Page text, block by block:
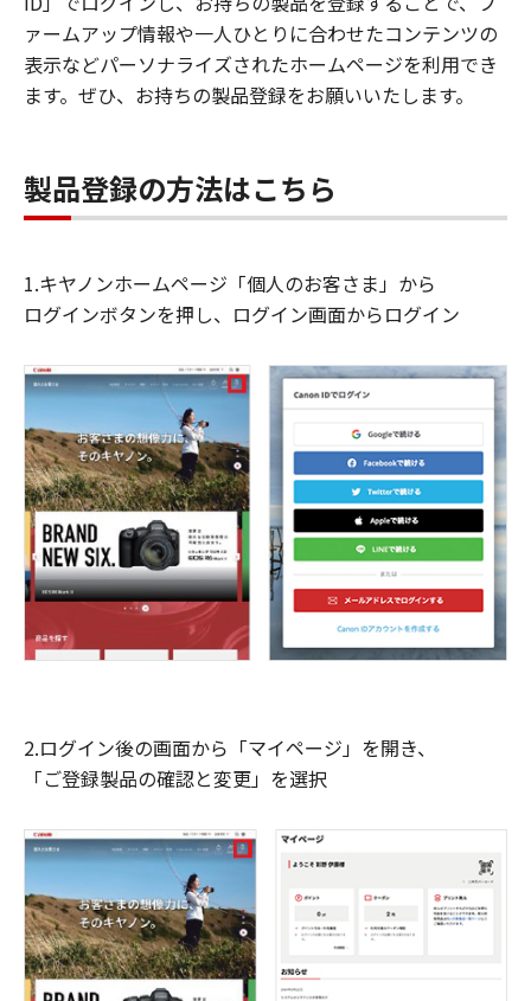
ァームアップ情報や一人ひとりに合わせたコンテンツの
表示などパーソナライズされたホームページを利用でき
ます。ぜひ、お持ちの製品登録をお願いいたします。
製品登録の方法はこちら
1.キヤノンホームページ「個人のお客さま」から
ログインボタンを押し、ログイン画面からログイン
2.ログイン後の画面から「マイページ」を開き、
「ご登録製品の確認と変更」を選択